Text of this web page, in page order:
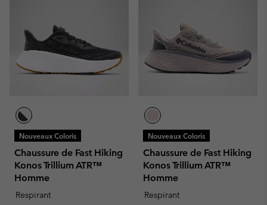
Nouveaux Coloris
Chaussure de Fast Hiking
Konos Trillium ATR™
Homme
Respirant
Nouveaux Coloris
Chaussure de Fast Hiking
Konos Trillium ATR™
Homme
Respirant